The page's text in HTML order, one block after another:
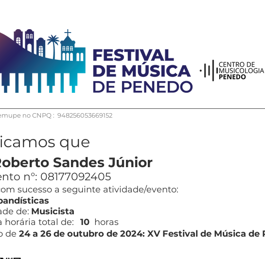
no CNPQ : 948256053669152
que
Sandes Júnior
n°: 08177092405
sucesso a seguinte atividade/evento:
de: Musicista
horária total de:
10 horas
de 24 a 26 de outubro de 2024: XV Festival de Música de